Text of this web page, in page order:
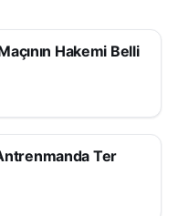
Hakemi Belli
Ter